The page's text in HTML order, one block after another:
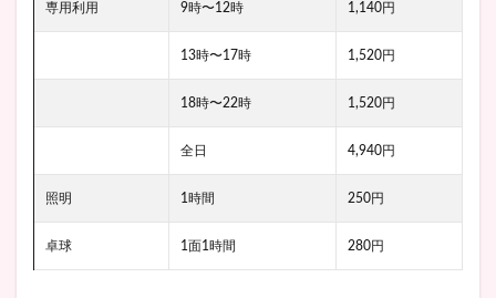
専用利用 9時〜12時 1,140円
13時〜17時 1,520円
18時〜22時 1,520円
全日 4,940円
照明 1時間 250円
卓球 1面1時間 280円